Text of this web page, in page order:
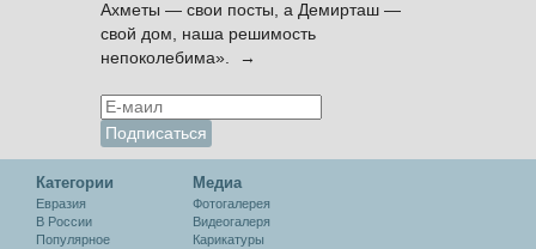
Ахметы — свои посты, а Демирташ —
свой дом, наша решимость
непоколебима». →
Категории
Евразия
В России
Популярное
Медиа
Фотогалерея
Видеогалеря
Карикатуры